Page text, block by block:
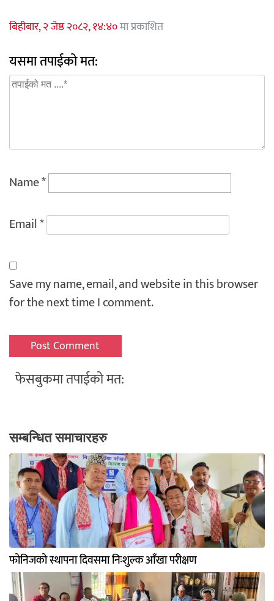
बिहीबार, २ जेष्ठ २०८२, १४:४०मा प्रकाशित
यसमा तपाईको मत:
Name*
Email*
Save my name, email, and website in this browser
for the next time I comment.
फेसबुकमा तपाईको मत:
सम्बन्धित समाचारहरु
फोनिजको स्थापना दिवसमा निःशुल्क आँखा परीक्षण